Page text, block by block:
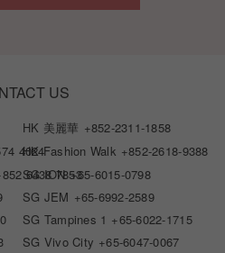
US
HK 美麗華 +852-2311-1858
4024
HK Fashion Walk +852-2618-9388
6438 7853
SG ION +65-6015-0798
SG JEM +65-6992-2589
SG Tampines 1 +65-6022-1715
SG Vivo City +65-6047-0067